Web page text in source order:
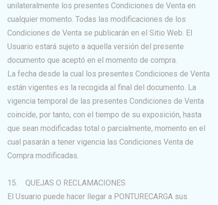
unilateralmente los presentes Condiciones de Venta en
cualquier momento. Todas las modificaciones de los
Condiciones de Venta se publicarán en el Sitio Web. El
Usuario estará sujeto a aquella versión del presente
documento que aceptó en el momento de compra.
La fecha desde la cual los presentes Condiciones de Venta
están vigentes es la recogida al final del documento. La
vigencia temporal de las presentes Condiciones de Venta
coincide, por tanto, con el tiempo de su exposición, hasta
que sean modificadas total o parcialmente, momento en el
cual pasarán a tener vigencia las Condiciones Venta de
Compra modificadas.
15. QUEJAS O RECLAMACIONES
El Usuario puede hacer llegar a PONTURECARGA sus